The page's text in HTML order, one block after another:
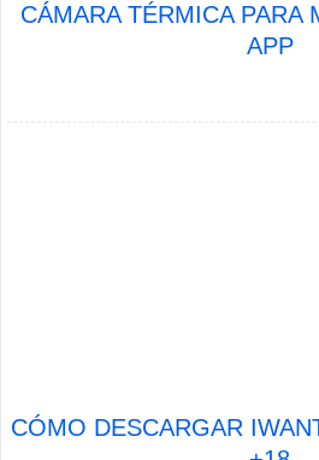
CÁMARA TÉRMICA PARA
APP
CÓMO DESCARGAR